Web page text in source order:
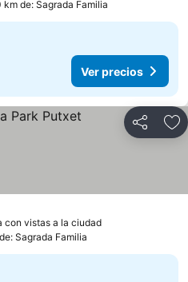
km de: Sagrada Familia
Ver precios
Compartir
con vistas a la ciudad
Sagrada Familia